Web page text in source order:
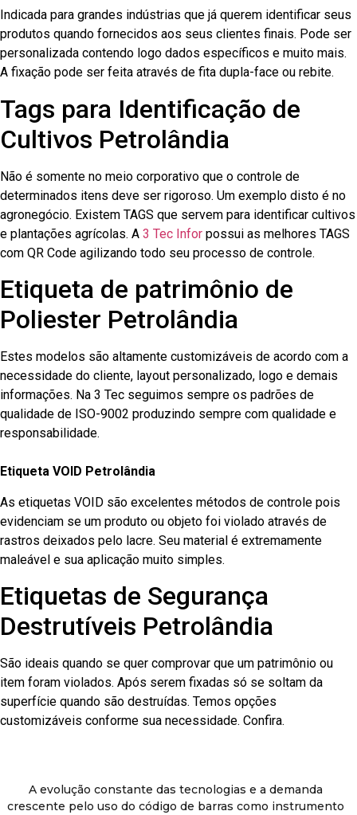
Indicada para grandes indústrias que já querem identificar seus
produtos quando fornecidos aos seus clientes finais. Pode ser
personalizada contendo logo dados específicos e muito mais.
A fixação pode ser feita através de fita dupla-face ou rebite.
Tags para Identificação de
Cultivos Petrolândia
Não é somente no meio corporativo que o controle de
determinados itens deve ser rigoroso. Um exemplo disto é no
agronegócio. Existem TAGS que servem para identificar cultivos
e plantações agrícolas. A 3 Tec Infor possui as melhores TAGS
com QR Code agilizando todo seu processo de controle.
Etiqueta de patrimônio de
Poliester Petrolândia
Estes modelos são altamente customizáveis de acordo com a
necessidade do cliente, layout personalizado, logo e demais
informações. Na 3 Tec seguimos sempre os padrões de
qualidade de ISO-9002 produzindo sempre com qualidade e
responsabilidade.
Etiqueta VOID Petrolândia
As etiquetas VOID são excelentes métodos de controle pois
evidenciam se um produto ou objeto foi violado através de
rastros deixados pelo lacre. Seu material é extremamente
maleável e sua aplicação muito simples.
Etiquetas de Segurança
Destrutíveis Petrolândia
São ideais quando se quer comprovar que um patrimônio ou
item foram violados. Após serem fixadas só se soltam da
superfície quando são destruídas. Temos opções
customizáveis conforme sua necessidade. Confira.
A evolução constante das tecnologias e a demanda
crescente pelo uso do código de barras como instrumento